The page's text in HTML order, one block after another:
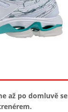
až po domluvě se